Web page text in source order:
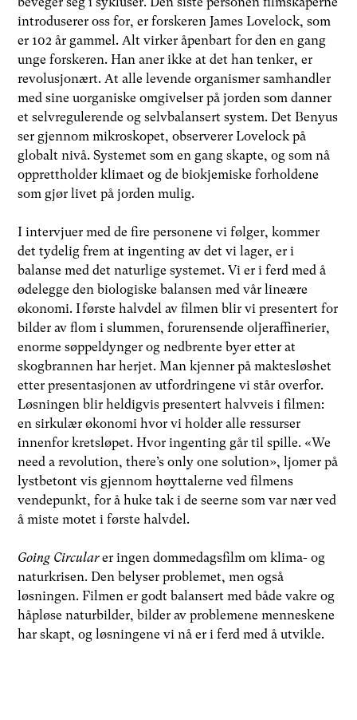
introduserer oss for, er forskeren James Lovelock, som
er 102 år gammel. Alt virker åpenbart for den en gang
unge forskeren. Han aner ikke at det han tenker, er
revolusjonært. At alle levende organismer samhandler
med sine uorganiske omgivelser på jorden som danner
et selvregulerende og selvbalansert system. Det Benyus
ser gjennom mikroskopet, observerer Lovelock på
globalt nivå. Systemet som en gang skapte, og som nå
opprettholder klimaet og de biokjemiske forholdene
som gjør livet på jorden mulig.
I intervjuer med de fire personene vi følger, kommer
det tydelig frem at ingenting av det vi lager, er i
balanse med det naturlige systemet. Vi er i ferd med å
ødelegge den biologiske balansen med vår lineære
økonomi. I første halvdel av filmen blir vi presentert for
bilder av flom i slummen, forurensende oljeraffinerier,
enorme søppeldynger og nedbrente byer etter at
skogbrannen har herjet. Man kjenner på maktesløshet
etter presentasjonen av utfordringene vi står overfor.
Løsningen blir heldigvis presentert halvveis i filmen:
en sirkulær økonomi hvor vi holder alle ressurser
innenfor kretsløpet. Hvor ingenting går til spille. «We
need a revolution, there’s only one solution», ljomer på
lystbetont vis gjennom høyttalerne ved filmens
vendepunkt, for å huke tak i de seerne som var nær ved
å miste motet i første halvdel.
Going Circularer ingen dommedagsfilm om klima- og
naturkrisen. Den belyser problemet, men også
løsningen. Filmen er godt balansert med både vakre og
håpløse naturbilder, bilder av problemene menneskene
har skapt, og løsningene vi nå er i ferd med å utvikle.